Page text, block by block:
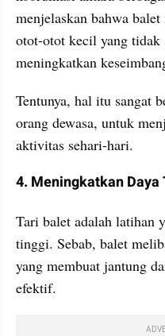
menjelaskan bahwa
otot-otot kecil yang tidak
meningkatkan
Tentunya, hal itu sangat
orang dewasa, untuk
aktivitas sehari-hari.
4. Meningkatkan Daya
Tari balet adalah latihan
tinggi. Sebab, balet
yang membuat jantung
efektif.